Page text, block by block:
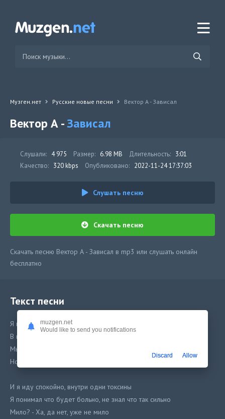
Музген.нет Русские новые песни Вектор А - Зависал
Вектор А -Зависал
Слушали: 4 975 Размер: 6.98 MB Длительность: 3:01
Качество: 320 kbps Опубликовано: 2022-11-24 17:37:03
Слушать песню
Скачать песню
Скачать песню Вектор А - Зависал в mp3 или слушать онлайн
бесплатно
Текст песни
Я помню тот момент, где с тобой зависал
В наших головах не боль, в наших головах туман
Мы играли с тобой долго, не смотря на план
Но это обман, мама, это обман
И я иду спокойно, внутри одни токсины
Я понимал что будет больно, не знал что так сильно
Мило? - Ха, да нет, уже не мило
muzgen.net
Would like to send you notifications
Discard Allow